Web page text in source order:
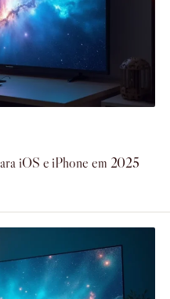
iOS e iPhone em 2025